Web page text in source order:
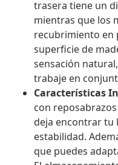
trasera tiene un
mientras que los
recubrimiento en
superficie de
sensación
trabaje en
Características
con
deja encontrar tu
estabilidad.
que puedes